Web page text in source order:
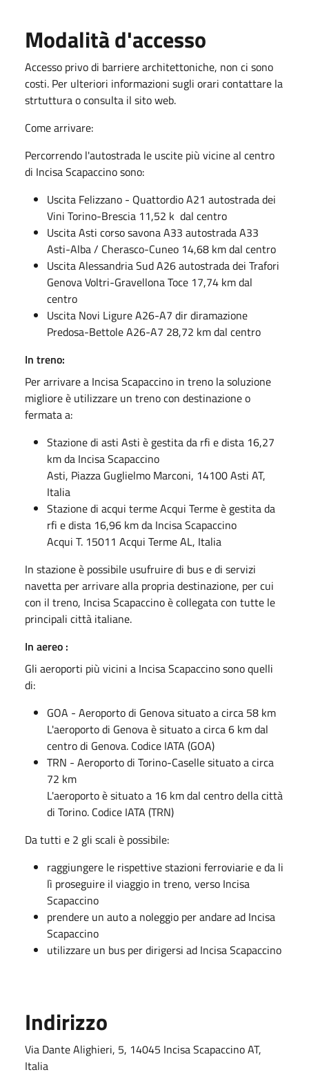
Modalità d'accesso
Accesso privo di barriere architettoniche, non ci sono
costi. Per ulteriori informazioni sugli orari contattare la
strtuttura o consulta il sito web.
Come arrivare:
Percorrendo l'autostrada le uscite più vicine al centro
di Incisa Scapaccino sono:
Uscita Felizzano - Quattordio A21 autostrada dei
Vini Torino-Brescia 11,52 k dal centro
Uscita Asti corso savona A33 autostrada A33
Asti-Alba / Cherasco-Cuneo 14,68 km dal centro
Uscita Alessandria Sud A26 autostrada dei Trafori
Genova Voltri-Gravellona Toce 17,74 km dal
centro
Uscita Novi Ligure A26-A7 dir diramazione
Predosa-Bettole A26-A7 28,72 km dal centro
In treno:
Per arrivare a Incisa Scapaccino in treno la soluzione
migliore è utilizzare un treno con destinazione o
fermata a:
Stazione di asti Asti è gestita da rfi e dista 16,27
km da Incisa Scapaccino
Asti, Piazza Guglielmo Marconi, 14100 Asti AT,
Italia
Stazione di acqui terme Acqui Terme è gestita da
rfi e dista 16,96 km da Incisa Scapaccino
Acqui T. 15011 Acqui Terme AL, Italia
In stazione è possibile usufruire di bus e di servizi
navetta per arrivare alla propria destinazione, per cui
con il treno, Incisa Scapaccino è collegata con tutte le
principali città italiane.
In aereo :
Gli aeroporti più vicini a Incisa Scapaccino sono quelli
di:
GOA - Aeroporto di Genova situato a circa 58 km
L'aeroporto di Genova è situato a circa 6 km dal
centro di Genova. Codice IATA (GOA)
TRN - Aeroporto di Torino-Caselle situato a circa
72 km
L'aeroporto è situato a 16 km dal centro della città
di Torino. Codice IATA (TRN)
Da tutti e 2 gli scali è possibile:
raggiungere le rispettive stazioni ferroviarie e da li
lì proseguire il viaggio in treno, verso Incisa
Scapaccino
prendere un auto a noleggio per andare ad Incisa
Scapaccino
utilizzare un bus per dirigersi ad Incisa Scapaccino
Indirizzo
Via Dante Alighieri, 5, 14045 Incisa Scapaccino AT,
Italia